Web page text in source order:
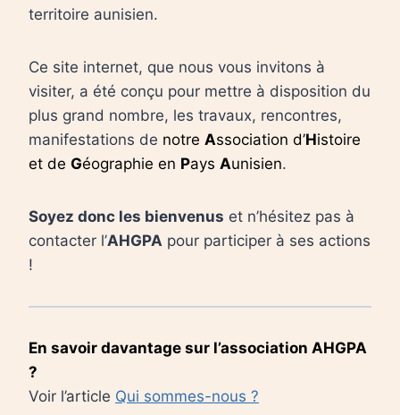
territoire aunisien.
Ce site internet, que nous vous invitons à
visiter, a été conçu pour mettre à disposition du
plus grand nombre, les travaux, rencontres,
manifestations de notre Association d’Histoire
et de Géographie en Pays Aunisien.
Soyez donc les bienvenus et n’hésitez pas à
contacter l’AHGPA pour participer à ses actions
!
En savoir davantage sur l’association AHGPA
?
Voir l’article Qui sommes-nous ?